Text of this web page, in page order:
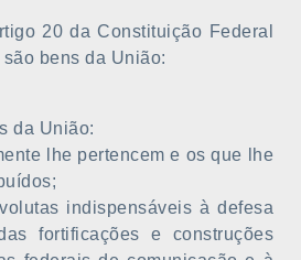
20 da Constituição Federal
bens da União:
da União:
lhe pertencem e os que lhe
indispensáveis à defesa
fortificações e construções